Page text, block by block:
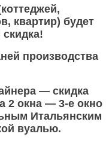
квартир) будет
производства
— скидка
2 окна — 3-е окно
Итальянским
вуалью.